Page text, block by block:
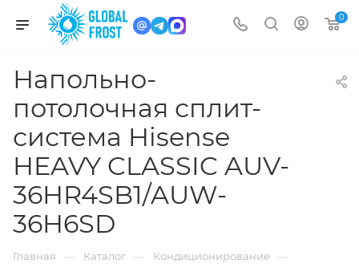
0
Напольно-
потолочная сплит-
система Hisense
HEAVY CLASSIC AUV-
36HR4SB1/AUW-
36H6SD
Главная — Каталог — Кондиционирование —